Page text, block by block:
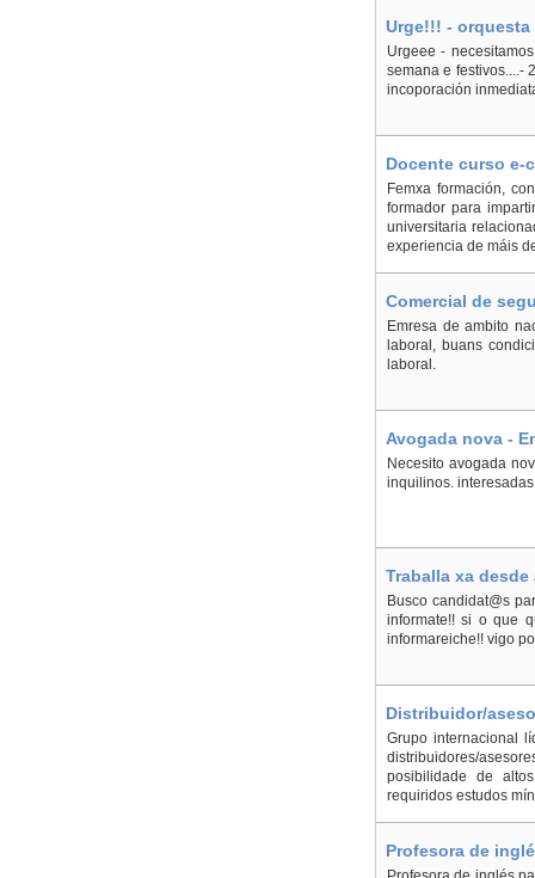
Urge!!! -
Urgeee -
semana e festivos....-
incoporación
Docente curso e-
Femxa formación,
formador para
universitaria
experiencia de máis
Comercial de
Emresa de ambito
laboral, buans
laboral.
Avogada nova -
Necesito avogada
inquilinos.
Traballa xa
Busco candidat@s
informate!! si o que
informareiche!! vigo
Distribuidor/
Grupo internacional
distribuidores/
posibilidade de
requiridos estudos
Profesora de